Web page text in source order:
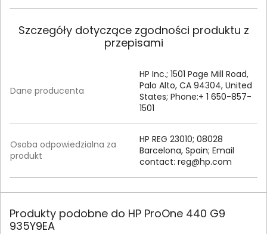
Szczegóły dotyczące zgodności produktu z
przepisami
Dane producenta
HP Inc.; 1501 Page Mill Road,
Palo Alto, CA 94304, United
States; Phone:+ 1 650-857-
1501
Osoba odpowiedzialna za
produkt
HP REG 23010; 08028
Barcelona, Spain; Email
contact: reg@hp.com
Produkty podobne do HP ProOne 440 G9
935Y9EA